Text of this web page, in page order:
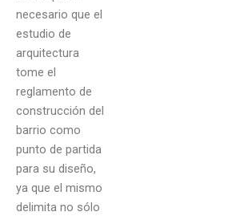
necesario que el
estudio de
arquitectura
tome el
reglamento de
construcción del
barrio como
punto de partida
para su diseño,
ya que el mismo
delimita no sólo